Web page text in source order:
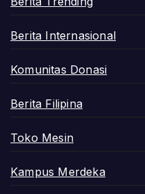
Berita Internasional
Komunitas Donasi
Berita Filipina
Toko Mesin
Kampus Merdeka